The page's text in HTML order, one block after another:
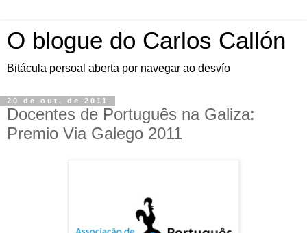
O blogue do Carlos Callón
Bitácula persoal aberta por navegar ao desvío
20 de out. de 2011
Docentes de Português na Galiza:
Premio Via Galego 2011